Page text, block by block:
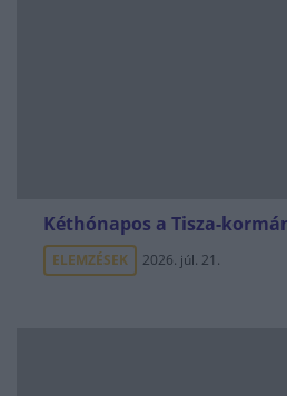
Kéthónapos a Tisza-
ELEMZÉSEK 2026. júl. 21.